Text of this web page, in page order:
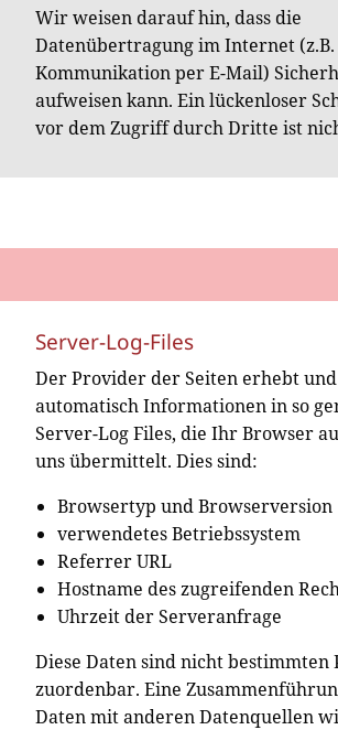
Wir weisen darauf hin, dass die
Datenübertragung im Internet
Kommunikation per E-Mail)
aufweisen kann. Ein lückenloser
vor dem Zugriff durch Dritte ist
Server-Log-Files
Der Provider der Seiten erhebt
automatisch Informationen in so
Server-Log Files, die Ihr Browser
uns übermittelt. Dies sind:
Browsertyp und Browserversion
verwendetes Betriebssystem
Referrer URL
Hostname des zugreifenden
Uhrzeit der Serveranfrage
Diese Daten sind nicht bestimmten
zuordenbar. Eine
Daten mit anderen Datenquellen